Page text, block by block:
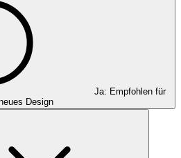
Ja: Empfohlen für
Design